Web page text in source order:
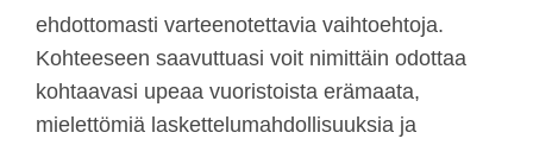
ehdottomasti varteenotettavia vaihtoehtoja.
Kohteeseen saavuttuasi voit nimittäin odottaa
kohtaavasi upeaa vuoristoista erämaata,
mielettömiä laskettelumahdollisuuksia ja